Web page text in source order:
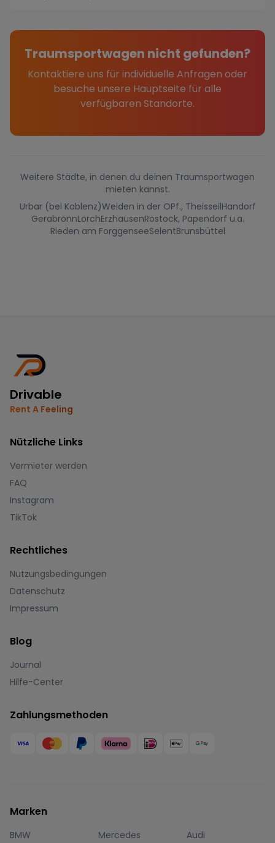
Traumsportwagen nicht gefunden?
Kontaktiere uns für individuelle Anfragen oder
besuche unsere Hauptseite für alle
verfügbaren Standorte.
Weitere Städte, in denen du deinen Traumsportwagen
mieten kannst.
Urbar (bei Koblenz)Weiden in der OPf., TheisseilHandorf
GerabronnLorchErzhausenRostock, Papendorf u.a.
Rieden am ForggenseeSelentBrunsbüttel
Drivable
Rent A Feeling
Nützliche Links
Vermieter werden
FAQ
Instagram
TikTok
Rechtliches
Nutzungsbedingungen
Datenschutz
Impressum
Blog
Journal
Hilfe-Center
Zahlungsmethoden
Marken
BMW Mercedes
Audi